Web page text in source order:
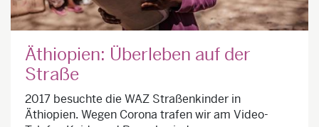
Äthiopien: Überleben auf der
Straße
2017 besuchte die WAZ Straßenkinder in
Äthiopien. Wegen Corona trafen wir am Video-